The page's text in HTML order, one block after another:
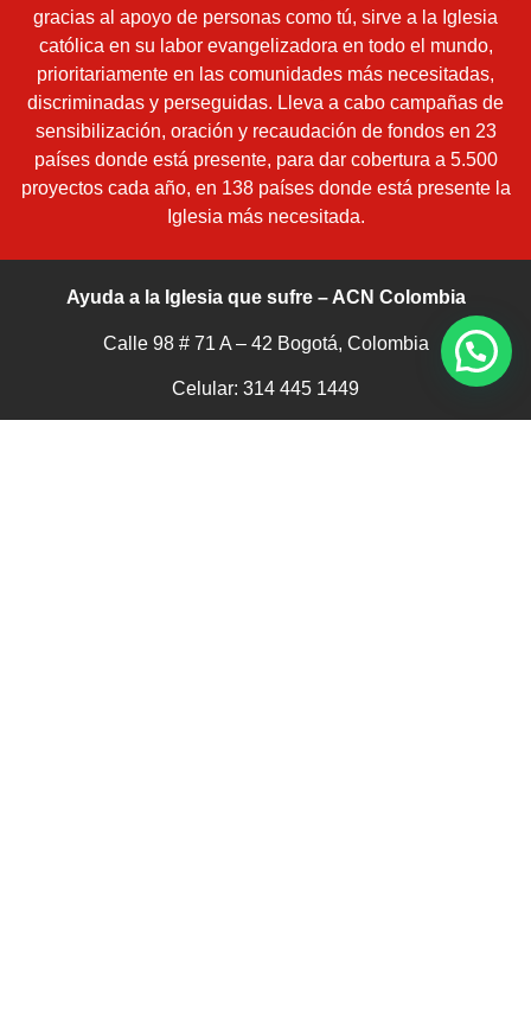
gracias al apoyo de personas como tú, sirve a la Iglesia
católica en su labor evangelizadora en todo el mundo,
prioritariamente en las comunidades más necesitadas,
discriminadas y perseguidas. Lleva a cabo campañas de
sensibilización, oración y recaudación de fondos en 23
países donde está presente, para dar cobertura a 5.500
proyectos cada año, en 138 países donde está presente la
Iglesia más necesitada.
Ayuda a la Iglesia que sufre – ACN Colombia
Calle 98 # 71 A – 42 Bogotá, Colombia
Celular: 314 445 1449